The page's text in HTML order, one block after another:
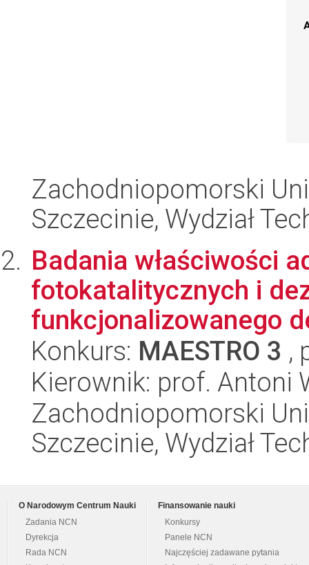
Zachodniopomorski
Szczecinie, Wydział
Badania właściwości
fotokatalitycznych i
funkcjonalizowanego
Konkurs: MAESTRO 3 ,
Kierownik: prof. Antoni
Zachodniopomorski
Szczecinie, Wydział
O Narodowym Centrum Nauki
Zadania NCN
Dyrekcja
Rada NCN
Finansowanie nauki
Konkursy
Panele NCN
Najczęściej zadawane pytania